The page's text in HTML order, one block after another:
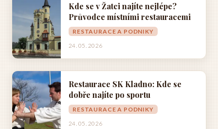
Kde se v Žatci najíte nejlépe?
Průvodce místními restauracemi
RESTAURACE A PODNIKY
24. 05. 2026
Restaurace SK Kladno: Kde se
dobře najíte po sportu
RESTAURACE A PODNIKY
24. 05. 2026